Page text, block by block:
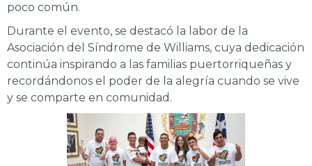
poco común.
Durante el evento, se destacó la labor de la
Asociación del Síndrome de Williams, cuya dedicación
continúa inspirando a las familias puertorriqueñas y
recordándonos el poder de la alegría cuando se vive
y se comparte en comunidad.